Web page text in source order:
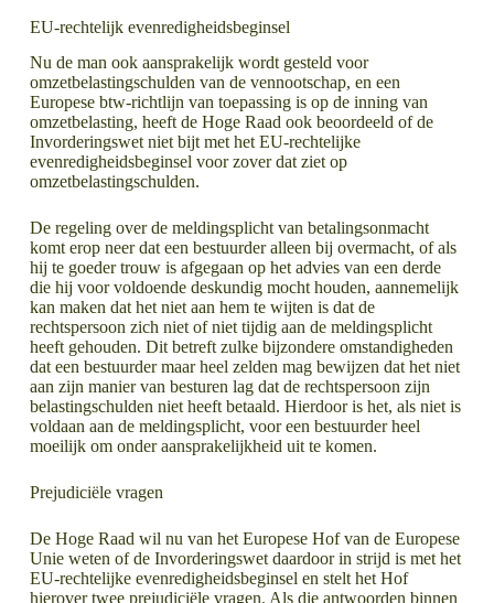
EU-rechtelijk evenredigheidsbeginsel
Nu de man ook aansprakelijk wordt gesteld voor
omzetbelastingschulden van de vennootschap, en een
Europese btw-richtlijn van toepassing is op de inning van
omzetbelasting, heeft de Hoge Raad ook beoordeeld of de
Invorderingswet niet bijt met het EU-rechtelijke
evenredigheidsbeginsel voor zover dat ziet op
omzetbelastingschulden.
De regeling over de meldingsplicht van betalingsonmacht
komt erop neer dat een bestuurder alleen bij overmacht, of als
hij te goeder trouw is afgegaan op het advies van een derde
die hij voor voldoende deskundig mocht houden, aannemelijk
kan maken dat het niet aan hem te wijten is dat de
rechtspersoon zich niet of niet tijdig aan de meldingsplicht
heeft gehouden. Dit betreft zulke bijzondere omstandigheden
dat een bestuurder maar heel zelden mag bewijzen dat het niet
aan zijn manier van besturen lag dat de rechtspersoon zijn
belastingschulden niet heeft betaald. Hierdoor is het, als niet is
voldaan aan de meldingsplicht, voor een bestuurder heel
moeilijk om onder aansprakelijkheid uit te komen.
Prejudiciële vragen
De Hoge Raad wil nu van het Europese Hof van de Europese
Unie weten of de Invorderingswet daardoor in strijd is met het
EU-rechtelijke evenredigheidsbeginsel en stelt het Hof
hierover twee prejudiciële vragen. Als die antwoorden binnen